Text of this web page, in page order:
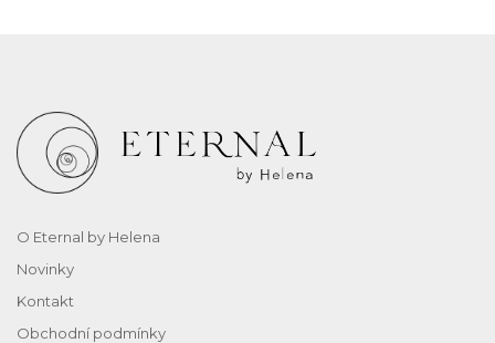
O Eternal by Helena
Novinky
Kontakt
Obchodní podmínky